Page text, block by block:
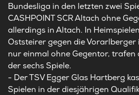
Bundesliga in den letzten zwei
CASHPOINT SCR Altach ohne
allerdings in Altach. In
Oststeirer gegen die Vorarlberger
nur einmal ohne Gegentor,
der sechs Spiele.
- Der TSV Egger Glas Hartberg
Spielen in der diesjährigen